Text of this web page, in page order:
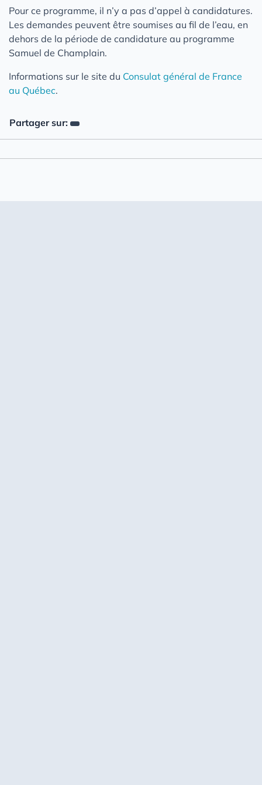
Pour ce programme, il n’y a pas d’appel à candidatures.
Les demandes peuvent être soumises au fil de l’eau, en
dehors de la période de candidature au programme
Samuel de Champlain.
Informations sur le site du Consulat général de France
au Québec.
Partager sur: